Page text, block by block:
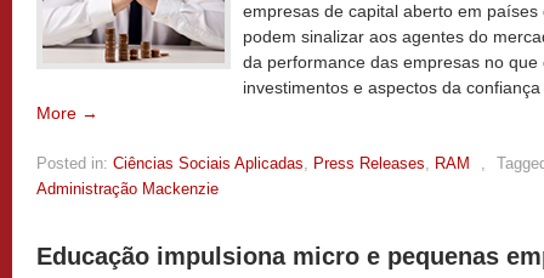
empresas de capital aberto em
podem sinalizar aos agentes do
da performance das empresas no
investimentos e aspectos da
More →
Posted in: Ciências Sociais Aplicadas, Press Releases, RAM ,
Administração Mackenzie
Educação impulsiona micro e pequenas